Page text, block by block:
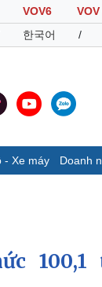
VOV6
한국어 /
- Xe máy Doanh
100,1